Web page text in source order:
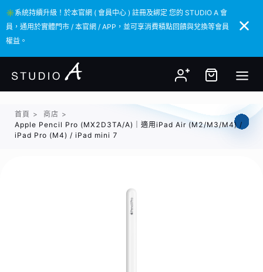
✳️系統持續升級！於本官網 ( 會員中心 ) 註冊及綁定 您的 STUDIO A 會
員，通用於實體門市 / 本官網 / APP，並可享消費積點回饋與兌換等會員
權益。
✳️系統持續升級！於本官網 ( 會員中心 ) 註冊及綁定 您的 STUDIO A 會
員，通用於實體門市 / 本官網 / APP，並可享消費積點回饋與兌換等會員
權益。
首頁 > 商店 >
Apple Pencil Pro (MX2D3TA/A)｜適用iPad Air (M2/M3/M4) /
iPad Pro (M4) / iPad mini 7